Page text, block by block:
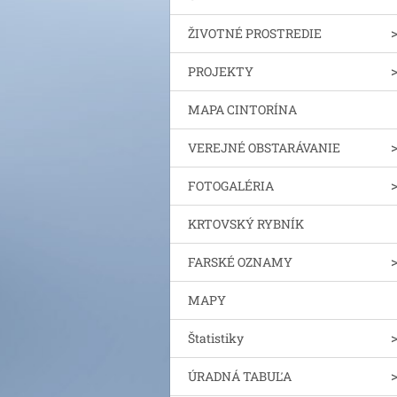
ŽIVOTNÉ PROSTREDIE
PROJEKTY
MAPA CINTORÍNA
VEREJNÉ OBSTARÁVANIE
FOTOGALÉRIA
KRTOVSKÝ RYBNÍK
FARSKÉ OZNAMY
MAPY
Štatistiky
ÚRADNÁ TABUĽA